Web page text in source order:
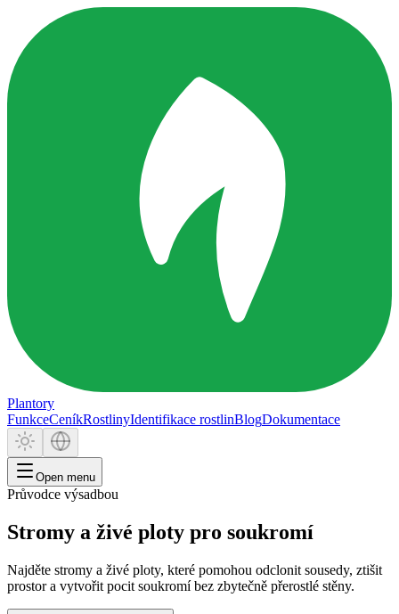
Plantory
FunkceCeníkRostlinyIdentifikace rostlinBlogDokumentace
Open menu
Průvodce výsadbou
Stromy a živé ploty pro soukromí
Najděte stromy a živé ploty, které pomohou odclonit sousedy, ztišit
prostor a vytvořit pocit soukromí bez zbytečně přerostlé stěny.